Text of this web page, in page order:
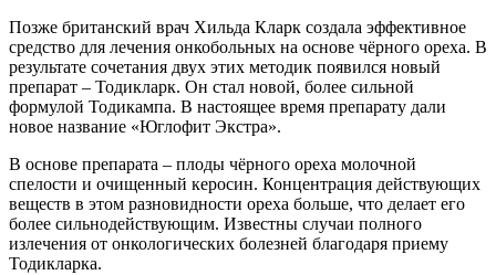
Позже британский врач Хильда Кларк создала эффективное
средство для лечения онкобольных на основе чёрного ореха. В
результате сочетания двух этих методик появился новый
препарат – Тодикларк. Он стал новой, более сильной
формулой Тодикампа. В настоящее время препарату дали
новое название «Юглофит Экстра».
В основе препарата – плоды чёрного ореха молочной
спелости и очищенный керосин. Концентрация действующих
веществ в этом разновидности ореха больше, что делает его
более сильнодействующим. Известны случаи полного
излечения от онкологических болезней благодаря приему
Тодикларка.